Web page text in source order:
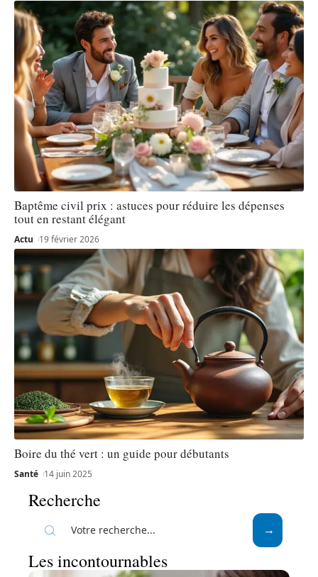
Baptême civil prix : astuces pour réduire les dépenses
tout en restant élégant
Actu 19 février 2026
Boire du thé vert : un guide pour débutants
Santé 14 juin 2025
Recherche
Les incontournables